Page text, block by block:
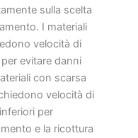
sulla scelta
I materiali
velocità di
evitare danni
con scarsa
velocità di
per
e la ricottura